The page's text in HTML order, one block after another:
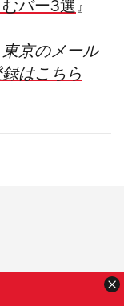
バー3選』
京のメール
はこちら